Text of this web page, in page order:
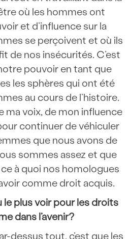
où les hommes ont
et d’influence sur la
se perçoivent et où ils
de nos insécurités. C’est
pouvoir en tant que
les sphères qui ont été
au cours de l’histoire.
ma voix, de mon influence
continuer de véhiculer
que nous avons de
sommes assez et que
à quoi nos homologues
comme droit acquis.
plus voir pour les droits
dans l’avenir?
dessus tout, c’est que les